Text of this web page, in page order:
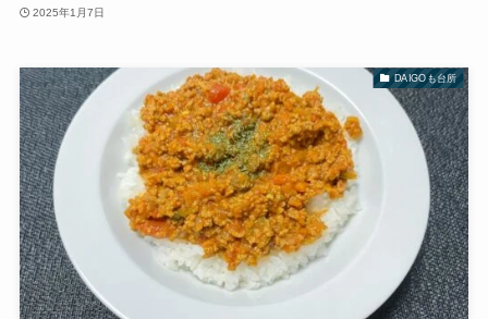
2025年1月7日
DAIGOも台所